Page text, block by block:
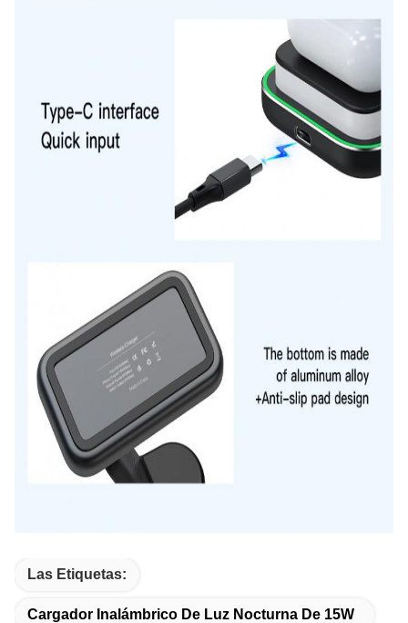
Las Etiquetas:
Cargador Inalámbrico De Luz Nocturna De 15W